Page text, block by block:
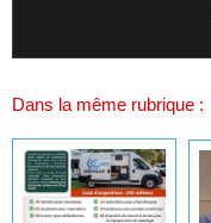
Dans la même rubrique :